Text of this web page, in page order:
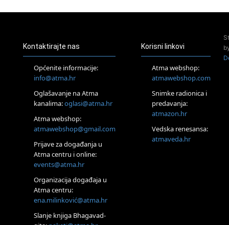
Tečaj Višeg Vodstva, razvijanja intuicije i Akaša zapisa
26.08.
Postanite Nositelj Vibracije Nove Zemlje
Visoko
Alemka Dauskardt – Jednodnevna radionica sistemskih
Zagreb
HOD PO ŽERAVICI – Seminar koji mijenja tijelo, duh i um
SoulFest – Festival glazbe, mudrosti i zajedništva
Radoboj
Noćna šumska kupka
Zagreb
Kontaktirajte nas
Općenite informacije:
info@atma.hr
Oglašavanje na Atma
kanalima:oglasi@atma.hr
Atma webshop:
atmawebshop@gmail.com
Prijave za događanja u
Atma centru i online:
events@atma.hr
Organizacija događaja u
Atma centru:
ena.milinković@atma.hr
Slanje knjiga Bhagavad-
Korisni linkovi
Atma webshop:
atmawebshop.com
Snimke radionica i
predavanja:
atmazon.hr
Vedska renesansa:
atmaveda.hr